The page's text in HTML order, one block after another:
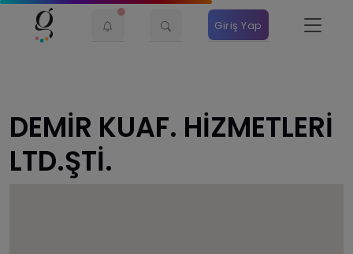
Giriş Yap
DEMİR KUAF. HİZMETLERİ
LTD.ŞTİ.